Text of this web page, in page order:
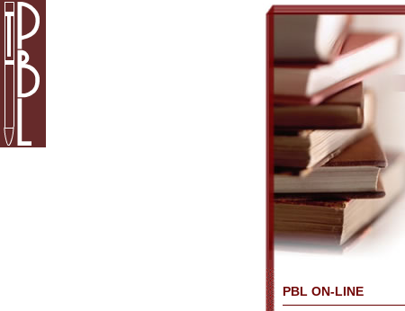
PBL ON-LINE